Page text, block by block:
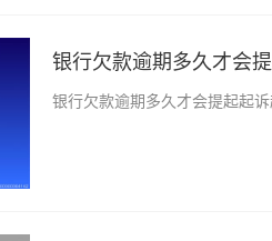
银行欠款逾期多久才会
银行欠款逾期多久才会提起起